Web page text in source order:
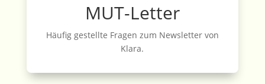
MUT-Letter
Häufig gestellte Fragen zum Newsletter von
Klara.